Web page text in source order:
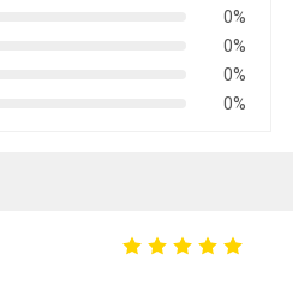
0%
0%
0%
0%